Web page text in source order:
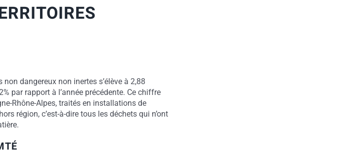
dangereux non inertes s’élève à 2,88
par rapport à l’année précédente. Ce chiffre
Rhône-Alpes, traités en installations de
région, c’est-à-dire tous les déchets qui n’ont